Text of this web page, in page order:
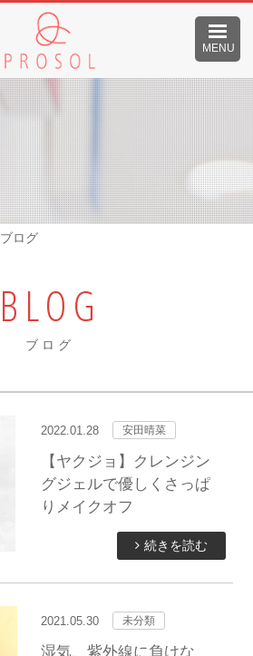
MENU
ブログ
BLOG
ブログ
2022.01.28 安田晴菜
【ヤクジョ】クレンジン
グジェルで優しくさっぱ
りメイクオフ
続きを読む
2021.05.30 未分類
湿気、紫外線に負けな